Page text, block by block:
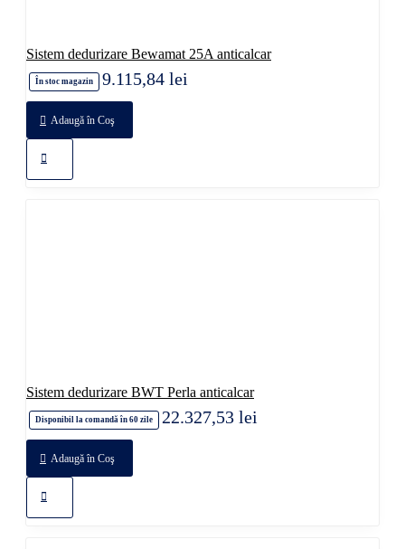
Sistem dedurizare Bewamat 25A anticalcar
În stoc magazin 9.115,84 lei
Adaugă în Coş
Sistem dedurizare BWT Perla anticalcar
Disponibil la comandă în 60 zile 22.327,53 lei
Adaugă în Coş